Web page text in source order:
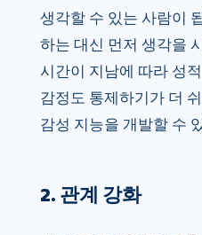
생각할 수 있는 사람이
하는 대신 먼저 생각을
시간이 지남에 따라 성
감정도 통제하기가 더
감성 지능을 개발할 수
2. 관계 강화